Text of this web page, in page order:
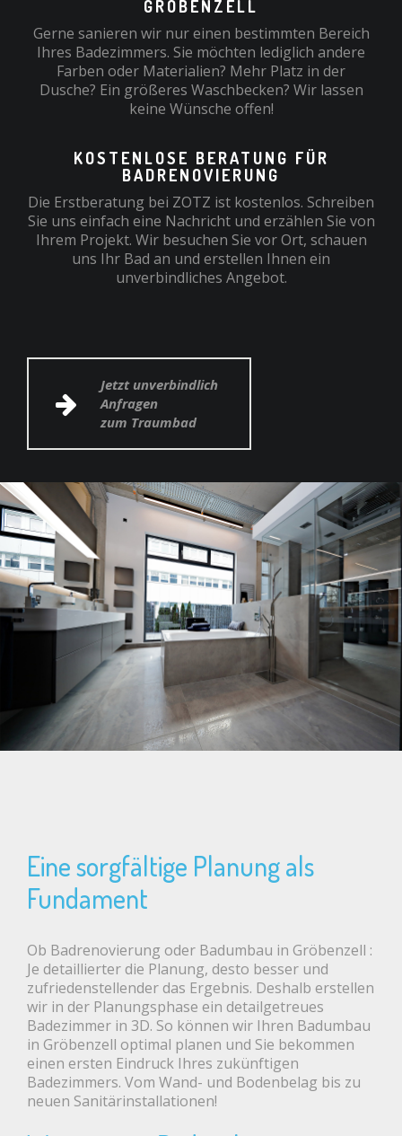
GRÖBENZELL
Gerne sanieren wir nur einen bestimmten Bereich
Ihres Badezimmers. Sie möchten lediglich andere
Farben oder Materialien? Mehr Platz in der
Dusche? Ein größeres Waschbecken? Wir lassen
keine Wünsche offen!
KOSTENLOSE BERATUNG FÜR
BADRENOVIERUNG
Die Erstberatung bei ZOTZ ist kostenlos. Schreiben
Sie uns einfach eine Nachricht und erzählen Sie von
Ihrem Projekt. Wir besuchen Sie vor Ort, schauen
uns Ihr Bad an und erstellen Ihnen ein
unverbindliches Angebot.
Jetzt unverbindlich
Anfragen
zum Traumbad
Eine sorgfältige Planung als
Fundament
Ob Badrenovierung oder Badumbau in Gröbenzell :
Je detaillierter die Planung, desto besser und
zufriedenstellender das Ergebnis. Deshalb erstellen
wir in der Planungsphase ein detailgetreues
Badezimmer in 3D. So können wir Ihren Badumbau
in Gröbenzell optimal planen und Sie bekommen
einen ersten Eindruck Ihres zukünftigen
Badezimmers. Vom Wand- und Bodenbelag bis zu
neuen Sanitärinstallationen!